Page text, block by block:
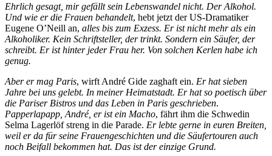
Ehrlich gesagt, mir gefällt sein Lebenswandel nicht. Der Alkohol.
Und wie er die Frauen behandelt, hebt jetzt der US-Dramatiker
Eugene O’Neill an, alles bis zum Exzess. Er ist nicht mehr als ein
Alkoholiker. Kein Schriftsteller, der trinkt. Sondern ein Säufer, der
schreibt. Er ist hinter jeder Frau her. Von solchen Kerlen habe ich
genug.
Aber er mag Paris, wirft André Gide zaghaft ein. Er hat sieben
Jahre bei uns gelebt. In meiner Heimatstadt. Er hat so poetisch über
die Pariser Bistros und das Leben in Paris geschrieben.
Papperlapapp, André, er ist ein Macho, fährt ihm die Schwedin
Selma Lagerlöf streng in die Parade. Er lebte gerne in euren Breiten,
weil er da für seine Frauengeschichten und die Säufertouren auch
noch Beifall bekommen hat. Das ist der einzige Grund.